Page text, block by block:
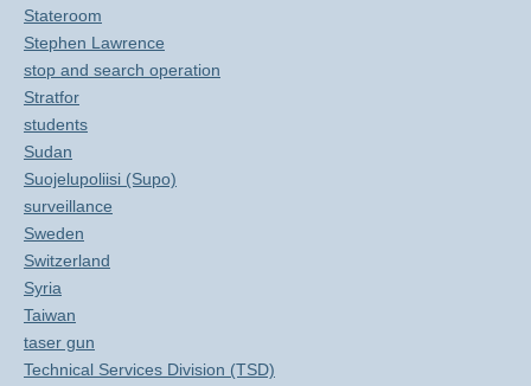
Stateroom
Stephen Lawrence
stop and search operation
Stratfor
students
Sudan
Suojelupoliisi (Supo)
surveillance
Sweden
Switzerland
Syria
Taiwan
taser gun
Technical Services Division (TSD)